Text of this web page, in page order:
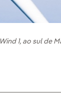
1, ao sul de